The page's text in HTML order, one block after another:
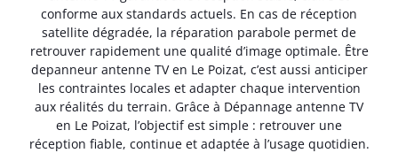
conforme aux standards actuels. En cas de réception
satellite dégradée, la réparation parabole permet de
retrouver rapidement une qualité d’image optimale. Être
depanneur antenne TV en Le Poizat, c’est aussi anticiper
les contraintes locales et adapter chaque intervention
aux réalités du terrain. Grâce à Dépannage antenne TV
en Le Poizat, l’objectif est simple : retrouver une
réception fiable, continue et adaptée à l’usage quotidien.